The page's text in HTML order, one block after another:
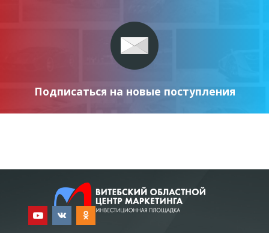
Подписаться на новые поступления